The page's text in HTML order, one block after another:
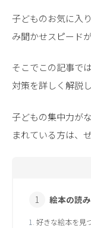
子どものお気に入
み聞かせスピード
そこでこの記事で
対策を詳しく解説し
子どもの集中力が
まれている方は、
絵本の読
好きな絵本を見